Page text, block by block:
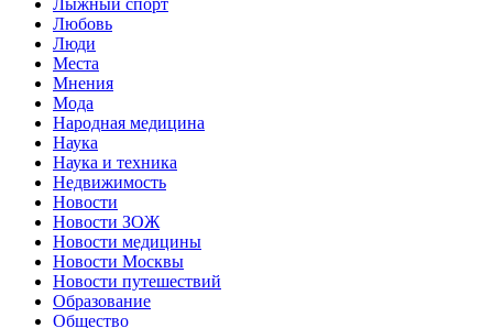
Лыжный спорт
Любовь
Люди
Места
Мнения
Мода
Народная медицина
Наука
Наука и техника
Недвижимость
Новости
Новости ЗОЖ
Новости медицины
Новости Москвы
Новости путешествий
Образование
Общество